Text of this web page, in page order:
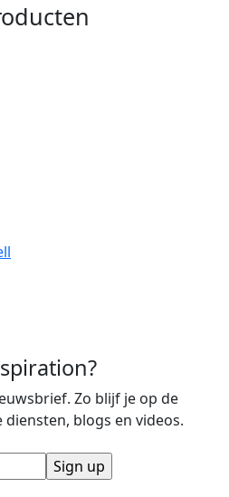
Zo blijf je op de
blogs en videos.